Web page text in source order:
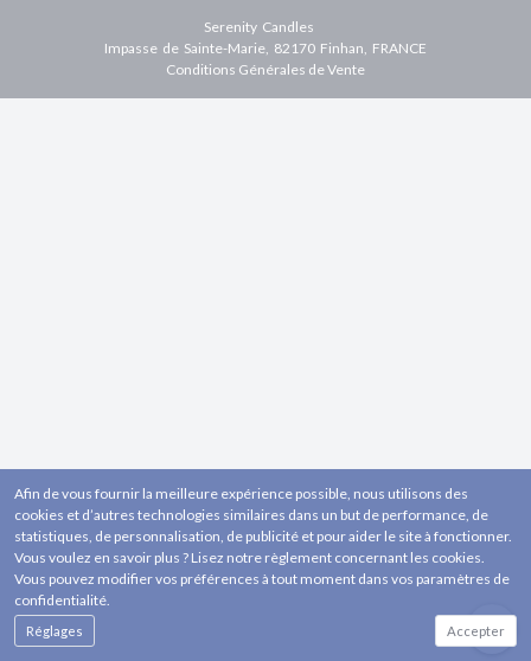
Serenity Candles
Impasse de Sainte-Marie, 82170 Finhan, FRANCE
Conditions Générales de Vente
Afin de vous fournir la meilleure expérience possible, nous utilisons des
cookies et d’autres technologies similaires dans un but de performance, de
statistiques, de personnalisation, de publicité et pour aider le site à fonctionner.
Vous voulez en savoir plus ? Lisez notre règlement concernant les cookies.
Vous pouvez modifier vos préférences à tout moment dans vos paramètres de
confidentialité.
Réglages Accepter